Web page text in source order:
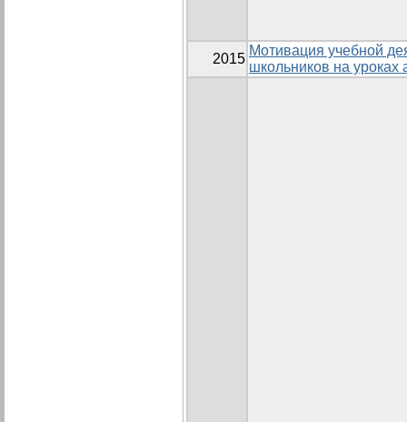
2015
Мотивация учебной
школьников на уроках